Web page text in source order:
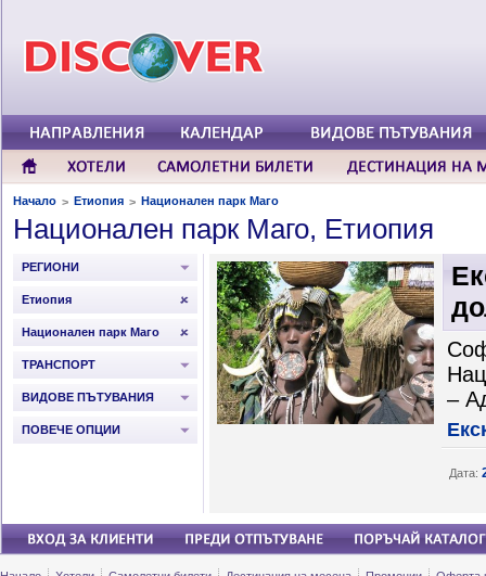
Начало > Етиопия > Национален парк Маго
Национален парк Маго, Етиопия
РЕГИОНИ
Етиопия
Национален парк Маго
ТРАНСПОРТ
ВИДОВЕ ПЪТУВАНИЯ
ПОВЕЧЕ ОПЦИИ
–
Дата: